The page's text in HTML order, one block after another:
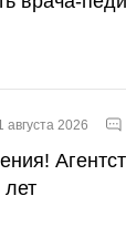
августа 2026